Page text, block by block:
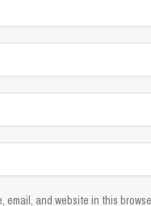
email, and website in this